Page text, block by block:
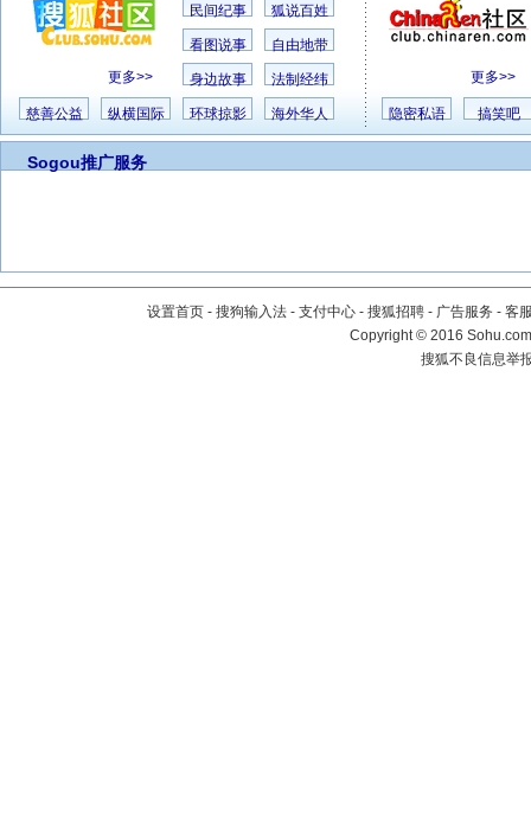
更多>>
民间纪事 狐说百姓
看图说事 自由地带
身边故事 法制经纬
慈善公益 纵横国际 环球掠影 海外华人
更多>>
隐密私语 搞笑吧
Sogou推广服务
设置首页 - 搜狗输入法 - 支付中心 - 搜狐招聘 - 广告服务 - 客
Copyright©2016
搜狐不良信息举